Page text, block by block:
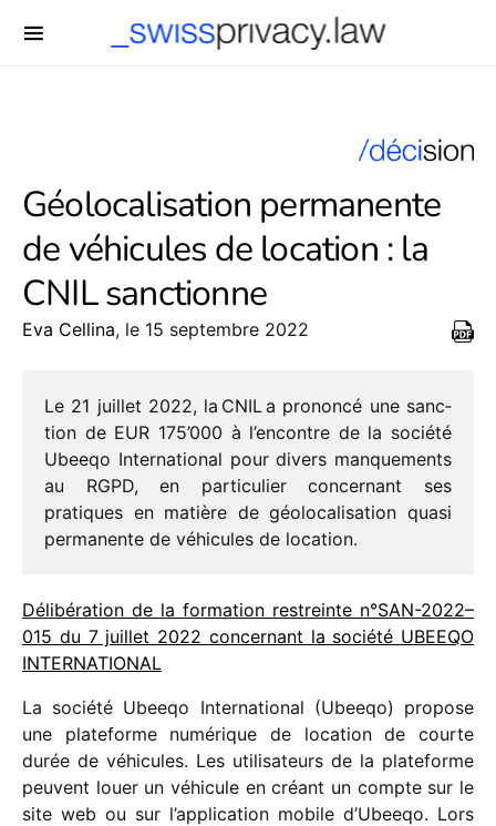
Géolocalisation permanente
de véhicules de location : la
CNIL sanctionne
Eva Cellina, le 15 septembre 2022
Le 21 juillet 2022, la CNIL a prononcé une sanc­
tion de EUR 175’000 à l’encontre de la société
Ubeeqo International pour divers manque­ments
au RGPD, en parti­cu­lier concer­nant ses
pratiques en matière de géolo­ca­li­sa­tion quasi
perma­nente de véhi­cules de location.
Délibération de la forma­tion restreinte n°SAN-2022–
015 du 7 juillet 2022 concer­nant la société UBEEQO
INTERNATIONAL
La société Ubeeqo International (Ubeeqo) propose
une plate­forme numé­rique de loca­tion de courte
durée de véhi­cules. Les utili­sa­teurs de la plate­forme
peuvent louer un véhi­cule en créant un compte sur le
site web ou sur l’application mobile d’Ubeeqo. Lors